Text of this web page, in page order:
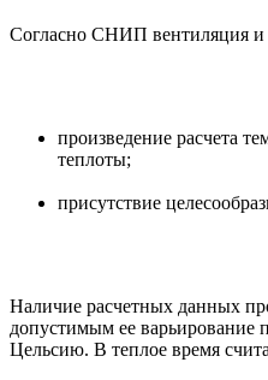
Согласно СНИП вентиляция и
произведение расчета
теплоты;
присутствие
Наличие расчетных данных
допустимым ее варьирование
Цельсию. В теплое время